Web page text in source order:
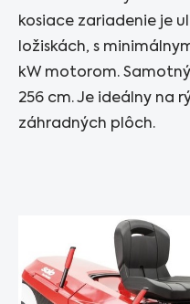
kosiace zariadenie je
ložiskách, s
kW motorom.
256 cm. Je ideálny na
záhradných plôch.